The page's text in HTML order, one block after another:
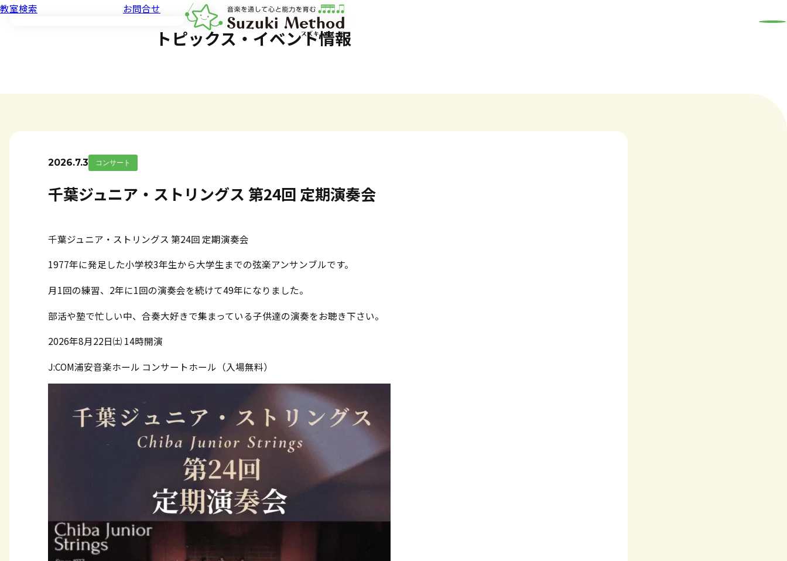
音楽教室スズキ・メソード | 公益社団法人才能教育研究会
教室検索 お問合せ
トピックス・イベント情報
2026.7.3 コンサート
千葉ジュニア・ストリングス 第24回 定期演奏会
千葉ジュニア・ストリングス 第24回 定期演奏会
1977年に発足した小学校3年生から大学生までの弦楽アンサンブルです。
月1回の練習、2年に1回の演奏会を続けて49年になりました。
部活や塾で忙しい中、合奏大好きで集まっている子供達の演奏をお聴き下さい。
2026年8月22日㈯ 14時開演
J:COM浦安音楽ホール コンサートホール（入場無料）